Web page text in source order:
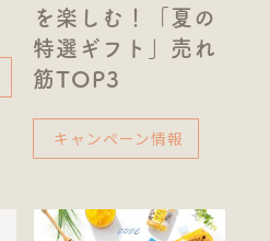
を楽しむ！「夏の
特選ギフト」売れ
筋TOP3
キャンペーン情報